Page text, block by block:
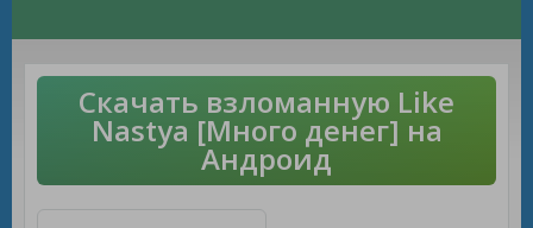
Скачать взломанную Like
Nastya [Много денег] на
Андроид